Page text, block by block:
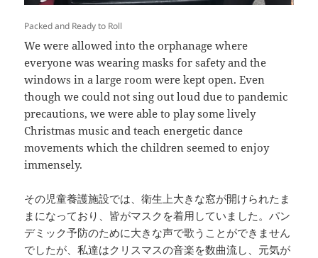
Packed and Ready to Roll
We were allowed into the orphanage where
everyone was wearing masks for safety and the
windows in a large room were kept open. Even
though we could not sing out loud due to pandemic
precautions, we were able to play some lively
Christmas music and teach energetic dance
movements which the children seemed to enjoy
immensely.
その児童養護施設では、衛生上大きな窓が開けられたま
まになっており、皆がマスクを着用していました。パン
デミック予防のために大きな声で歌うことができません
でしたが、私達はクリスマスの音楽を数曲流し、元気が